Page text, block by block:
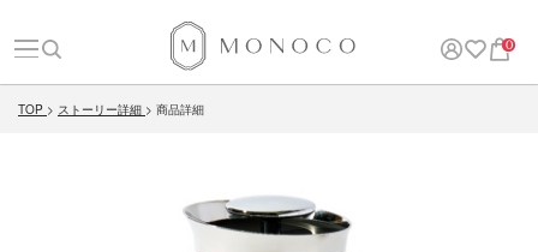
0
TOP ストーリー詳細 商品詳細